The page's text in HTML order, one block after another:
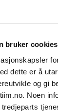
bruker cookies
dette er å
og gi
Noen
før ballen
som skal
ballen inn i
mot